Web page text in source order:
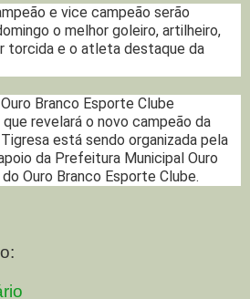
e vice campeão serão
o melhor goleiro, artilheiro,
torcida e o atleta destaque da
Branco Esporte Clube
revelará o novo campeão da
está sendo organizada pela
da Prefeitura Municipal Ouro
Ouro Branco Esporte Clube.